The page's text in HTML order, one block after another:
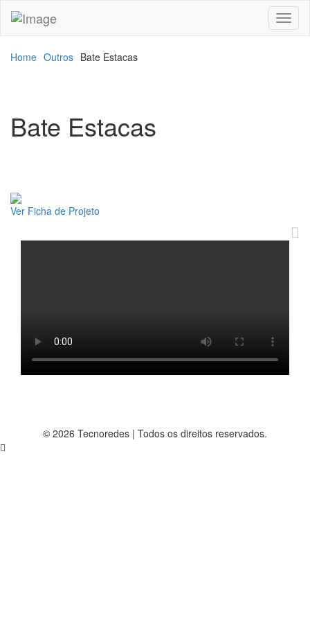
Home Outros Bate Estacas
Bate Estacas
Ver Ficha de Projeto
© 2026 Tecnoredes | Todos os direitos reservados.